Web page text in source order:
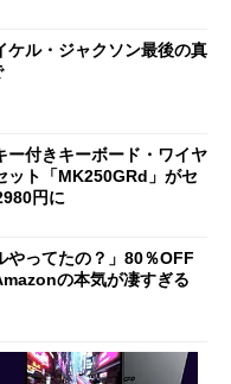
ケル・ジャクソン最後の真
ー付きキーボード・ワイヤ
ット「MK250GRd」がセ
円に
やってたの？」80％OFF
の本気が凄すぎる